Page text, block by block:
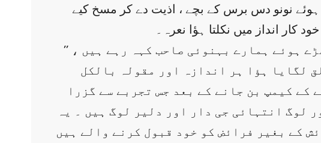
ہوئے نونو دس برس کے بچے ، اذیت دے کر مسخ کیے
انداز میں نکلتا ہؤا نعرہ۔
ہوئے ہمارے بہنوئی صاحب کہہ رہے ہیں ، ’’
لگایا ہؤا ہر اندازہ اور مقولہ بالکل
کے کیمپ بن جانے کے بعد جس تجربے سے گزرا
لوگ انتہائی جی دار اور دلیر لوگ ہیں ۔ یہ
کے بغیر فرائض کو خود قبول کرنے والے ہیں